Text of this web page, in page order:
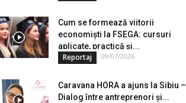
Cum se formează viitorii
economiști la FSEGA: cursuri
aplicate, practică și...
Reportaj 09/07/2026
Caravana HORA a ajuns la Sibiu –
Dialog între antreprenori și...